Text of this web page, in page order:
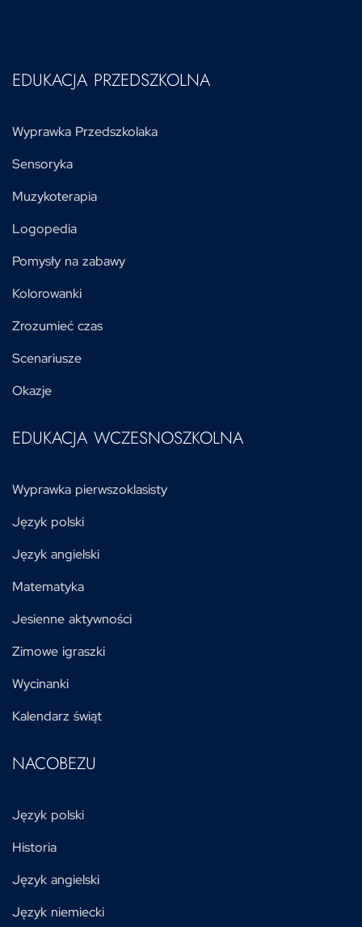
EDUKACJA PRZEDSZKOLNA
Wyprawka Przedszkolaka
Sensoryka
Muzykoterapia
Logopedia
Pomysły na zabawy
Kolorowanki
Zrozumieć czas
Scenariusze
Okazje
EDUKACJA WCZESNOSZKOLNA
Wyprawka pierwszoklasisty
Język polski
Język angielski
Matematyka
Jesienne aktywności
Zimowe igraszki
Wycinanki
Kalendarz świąt
NACOBEZU
Język polski
Historia
Język angielski
Język niemiecki